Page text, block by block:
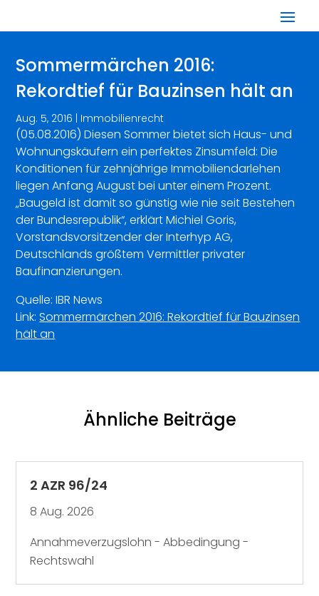
Sommermärchen 2016:
Rekordtief für Bauzinsen hält an
Aug. 5, 2016 Immobilienrecht
(05.08.2016) Diesen Sommer bietet sich Haus- und
Wohnungskäufern ein perfektes Zinsumfeld: Die
Konditionen für zehnjährige Immobiliendarlehen
liegen Anfang August bei unter einem Prozent.
„Baugeld ist damit so günstig wie nie seit Bestehen
der Bundesrepublik“, erklärt Michiel Goris,
Vorstandsvorsitzender der Interhyp AG,
Deutschlands größtem Vermittler privater
Baufinanzierungen.
Quelle: IBR News
Link:Sommermärchen 2016: Rekordtief für Bauzinsen
hält an
Ähnliche Beiträge
2 AZR 96/24
8 Aug. 2026
Annahmeverzugslohn - Abbedingung -
Rechtswahl